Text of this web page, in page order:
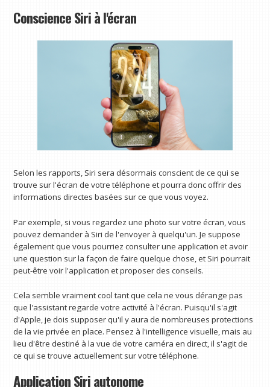
Conscience Siri à l'écran
Selon les rapports, Siri sera désormais conscient de ce qui se
trouve sur l'écran de votre téléphone et pourra donc offrir des
informations directes basées sur ce que vous voyez.
Par exemple, si vous regardez une photo sur votre écran, vous
pouvez demander à Siri de l'envoyer à quelqu'un. Je suppose
également que vous pourriez consulter une application et avoir
une question sur la façon de faire quelque chose, et Siri pourrait
peut-être voir l'application et proposer des conseils.
Cela semble vraiment cool tant que cela ne vous dérange pas
que l'assistant regarde votre activité à l'écran. Puisqu'il s'agit
d'Apple, je dois supposer qu'il y aura de nombreuses protections
de la vie privée en place. Pensez à l'intelligence visuelle, mais au
lieu d'être destiné à la vue de votre caméra en direct, il s'agit de
ce qui se trouve actuellement sur votre téléphone.
Application Siri autonome